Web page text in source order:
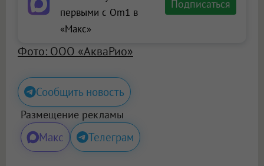
первыми с Om1 в
«Макс»
Подписаться
Фото: ООО «АкваРио»
Сообщить новость
Размещение рекламы
Макс Телеграм